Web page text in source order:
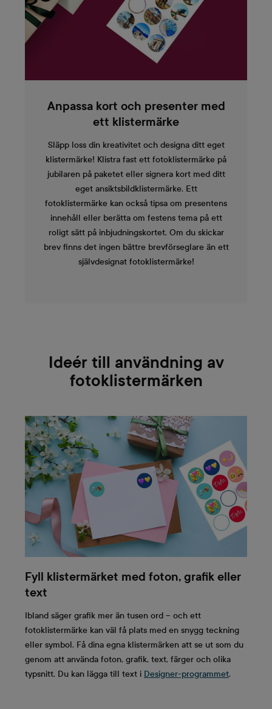
Anpassa kort och presenter med
ett klistermärke
Släpp loss din kreativitet och designa ditt eget
klistermärke! Klistra fast ett fotoklistermärke på
jubilaren på paketet eller signera kort med ditt
eget ansiktsbildklistermärke. Ett
fotoklistermärke kan också tipsa om presentens
innehåll eller berätta om festens tema på ett
roligt sätt på inbjudningskortet. Om du skickar
brev finns det ingen bättre brevförseglare än ett
självdesignat fotoklistermärke!
Ideér till användning av
fotoklistermärken
Fyll klistermärket med foton, grafik eller
text
Ibland säger grafik mer än tusen ord – och ett
fotoklistermärke kan väl få plats med en snygg teckning
eller symbol. Få dina egna klistermärken att se ut som du
genom att använda foton, grafik, text, färger och olika
typsnitt. Du kan lägga till text i Designer-programmet.